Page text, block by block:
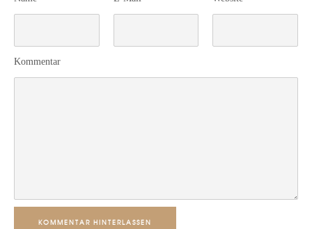
Kommentar
KOMMENTAR HINTERLASSEN